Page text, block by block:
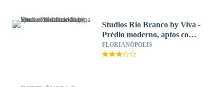
Studios Rio Branco by Viva -
Prédio moderno, aptos com
cama king-size no centro de
Floripa
FLORIANÓPOLIS